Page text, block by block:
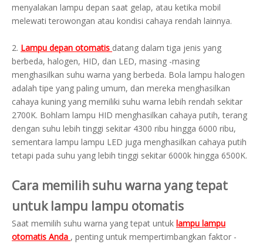
menyalakan lampu depan saat gelap, atau ketika mobil
melewati terowongan atau kondisi cahaya rendah lainnya.
2. Lampu depan otomatis datang dalam tiga jenis yang
berbeda, halogen, HID, dan LED, masing -masing
menghasilkan suhu warna yang berbeda. Bola lampu halogen
adalah tipe yang paling umum, dan mereka menghasilkan
cahaya kuning yang memiliki suhu warna lebih rendah sekitar
2700K. Bohlam lampu HID menghasilkan cahaya putih, terang
dengan suhu lebih tinggi sekitar 4300 ribu hingga 6000 ribu,
sementara lampu lampu LED juga menghasilkan cahaya putih
tetapi pada suhu yang lebih tinggi sekitar 6000k hingga 6500K.
Cara memilih suhu warna yang tepat
untuk lampu lampu otomatis
Saat memilih suhu warna yang tepat untuk lampu lampu
otomatis Anda , penting untuk mempertimbangkan faktor -